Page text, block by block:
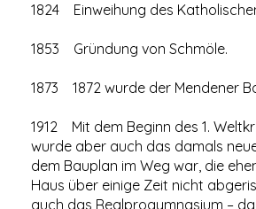
1824 Einweihung des
1853 Gründung von Schmöle.
1873 1872 wurde der Mendener
1912 Mit dem Beginn des 1.
wurde aber auch das damals
dem Bauplan im Weg war, die
Haus über einige Zeit nicht
auch das Realprogymnasium –